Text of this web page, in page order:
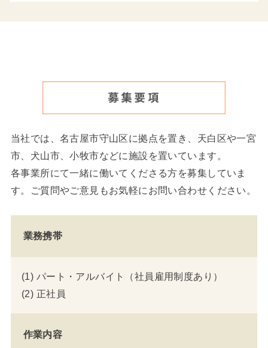
当社では、名古屋市守山区に拠点を置き、天白区や一宮
市、犬山市、小牧市などに施設を置いています。
各事業所にて一緒に働いてくださる方を募集していま
す。ご質問やご意見もお気軽にお問い合わせください。
業務携帯
(1) パート・アルバイト（社員雇用制度あり）
(2) 正社員
作業内容